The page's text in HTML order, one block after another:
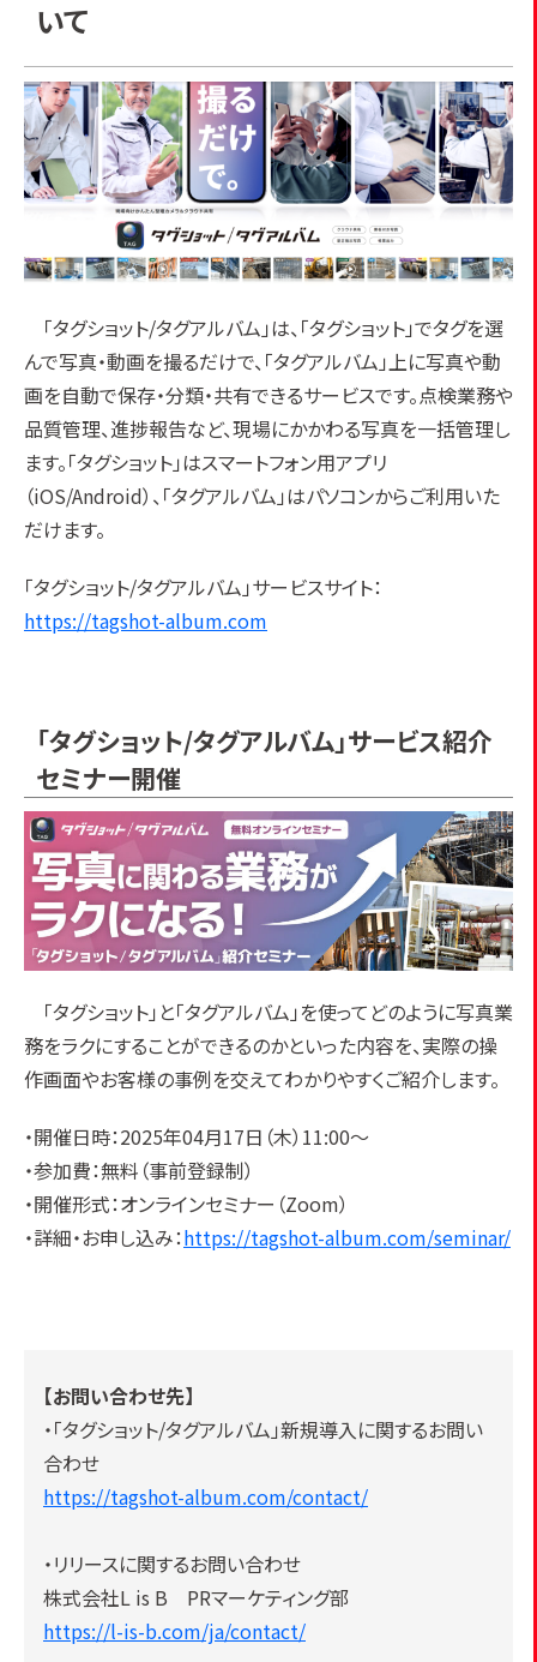
いて
「タグショット/タグアルバム」は、「タグショット」でタグを選
んで写真・動画を撮るだけで、「タグアルバム」上に写真や動
画を自動で保存・分類・共有できるサービスです。点検業務や
品質管理、進捗報告など、現場にかかわる写真を一括管理し
ます。「タグショット」はスマートフォン用アプリ
（iOS/Android）、「タグアルバム」はパソコンからご利用いた
だけます。
「タグショット/タグアルバム」サービスサイト：
https://tagshot-album.com
「タグショット/タグアルバム」サービス紹介
セミナー開催
「タグショット」と「タグアルバム」を使ってどのように写真業
務をラクにすることができるのかといった内容を、実際の操
作画面やお客様の事例を交えてわかりやすくご紹介します。
・開催日時：2025年04月17日（木）11:00～
・参加費：無料（事前登録制）
・開催形式：オンラインセミナー（Zoom）
・詳細・お申し込み：https://tagshot-album.com/seminar/
【お問い合わせ先】
・「タグショット/タグアルバム」新規導入に関するお問い
合わせ
https://tagshot-album.com/contact/
・リリースに関するお問い合わせ
株式会社L is B PRマーケティング部
https://l-is-b.com/ja/contact/